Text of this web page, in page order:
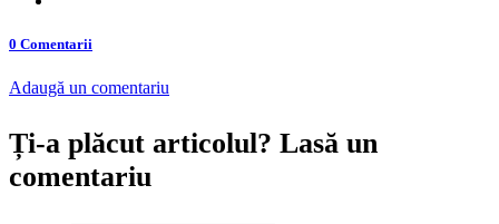
0 Comentarii
Adaugă un comentariu
Ți-a plăcut articolul? Lasă un
comentariu